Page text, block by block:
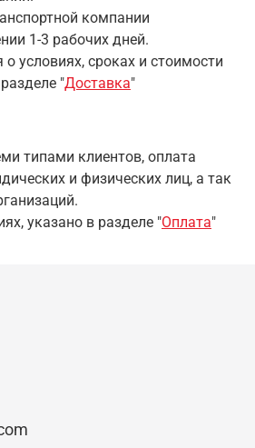
компании
1-3 рабочих дней.
условиях, сроках и стоимости
"Доставка"
типами клиентов, оплата
и физических лиц, а так
указано в разделе "Оплата"